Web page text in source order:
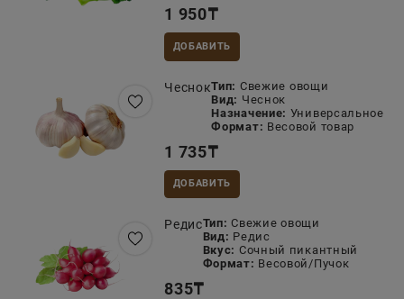
1 950₸
ДОБАВИТЬ
ЧеснокТип: Свежие овощи
Вид: Чеснок
Назначение: Универсальное
Формат: Весовой товар
1 735₸
ДОБАВИТЬ
РедисТип: Свежие овощи
Вид: Редис
Вкус: Сочный пикантный
Формат: Весовой/Пучок
835₸